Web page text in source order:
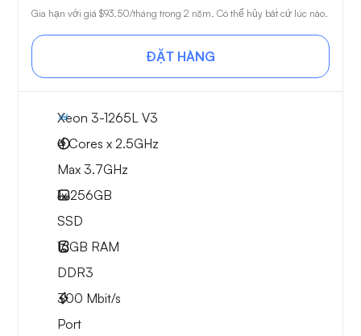
Gia hạn với giá $93.50/tháng trong 2 năm. Có thể hủy bất cứ lúc nào.
ĐẶT HÀNG
Xeon 3-1265L V3
4 Cores x 2.5GHz
Max 3.7GHz
1x256GB
SSD
16GB RAM
DDR3
300 Mbit/s
Port